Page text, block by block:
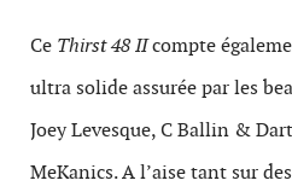
Ce Thirst 48 IIcompte
ultra solide assurée par les
Joey Levesque, C Ballin &
MeKanics. A l’aise tant sur